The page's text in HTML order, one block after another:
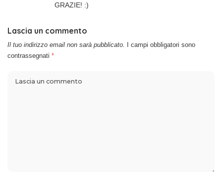
GRAZIE! :)
Lascia un commento
Il tuo indirizzo email non sarà pubblicato.
I campi obbligatori sono
contrassegnati *